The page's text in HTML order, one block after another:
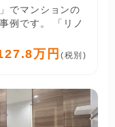
でマンションの
例です。 「リノ
万円 (税別)